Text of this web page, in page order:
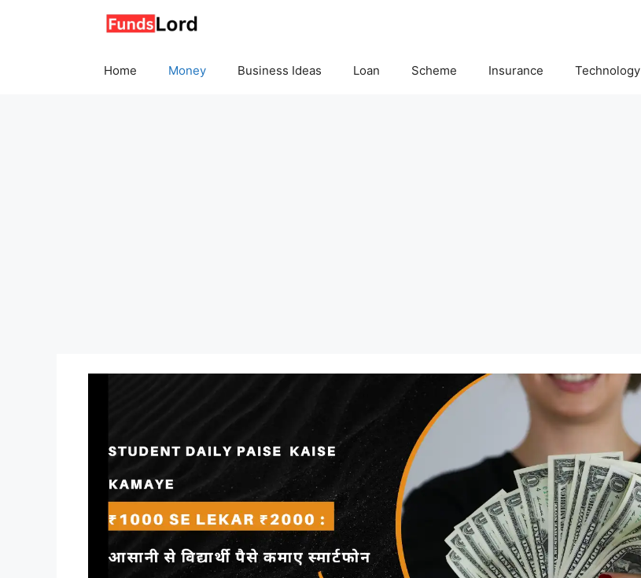
Home Money Business Ideas Loan Scheme Insurance Technology